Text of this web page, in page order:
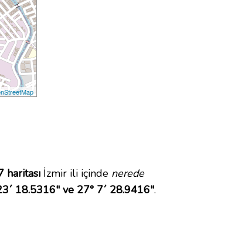
haritası İzmir ili içinde nerede
18.5316" ve 27° 7´ 28.9416".